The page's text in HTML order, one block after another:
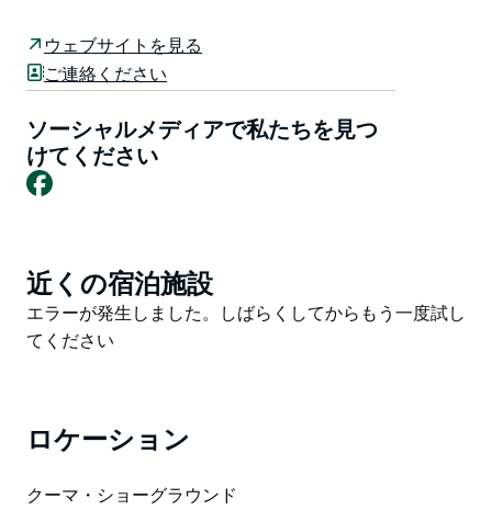
車に関するあらゆるものが展示され、迫力満点の車両、
機械、記念品の数々を堪能できます。クラシックカーか
ジナル車両や改造車、トラック、トラクター、定置式エ
ンジン、オートバイ、ボートなど、多種多様な展示品を
ご覧いただけます。また、展示会、ライブミュージッ
員で楽しめるエンターテイメントも充実しており、クー
マ・モーターフェストは自動車ファンはもちろん、あら
ゆる年齢層の来場者にとって最高の1日となるでしょ
う。
ウェブサイトを見る
ご連絡ください
ソーシャルメディアで私たちを見つ
けてください
Facebook
Product
List
近くの宿泊施設
Product
List
エラーが発生しました。しばらくしてからもう一度試し
てください
ロケーション
クーマ・ショーグラウンド